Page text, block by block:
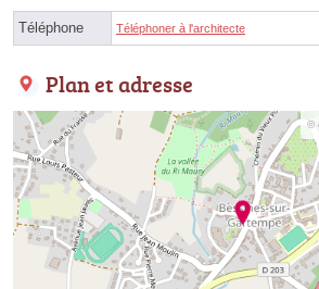
Téléphone Téléphoner à l'architecte
Plan et adresse
©